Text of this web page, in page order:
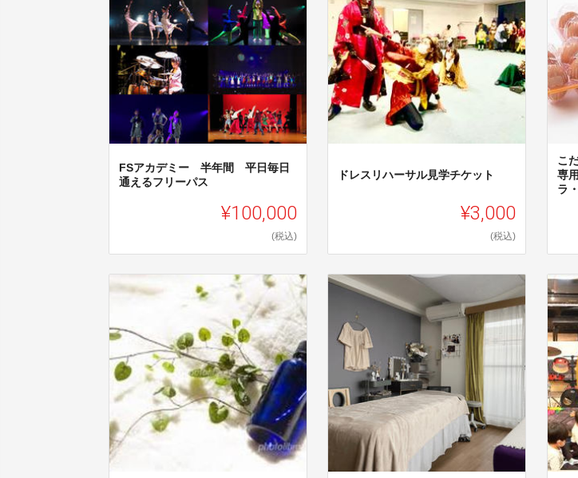
FSアカデミー 半年間 平日毎日
通えるフリーパス
¥100,000
(税込)
ドレスリハーサル見学チケット
¥3,000
(税込)
こ
専
ラ